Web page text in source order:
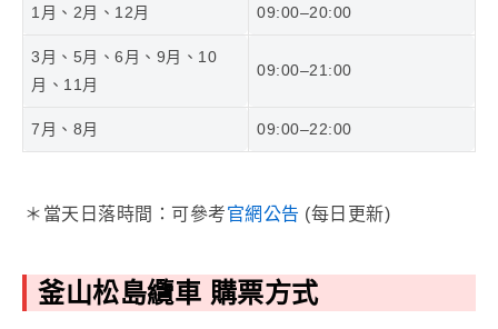
1月、2月、12月 09:00–20:00
3月、5月、6月、9月、10
月、11月
09:00–21:00
7月、8月 09:00–22:00
＊當天日落時間：可參考官網公告 (每日更新)
釜山松島纜車 購票方式